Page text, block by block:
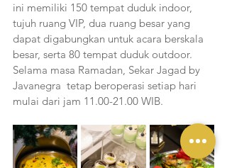
ini memiliki 150 tempat duduk indoor,
tujuh ruang VIP, dua ruang besar yang
dapat digabungkan untuk acara berskala
besar, serta 80 tempat duduk outdoor.
Selama masa Ramadan, Sekar Jagad by
Javanegra  tetap beroperasi setiap hari
mulai dari jam 11.00-21.00 WIB.